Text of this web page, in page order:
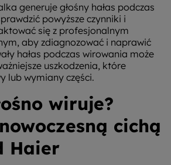
generuje głośny hałas podczas
powyższe czynniki i
się z profesjonalnym
aby zdiagnozować i naprawić
hałas podczas wirowania może
uszkodzenia, które
lub wymiany części.
wiruje?
cichą
Haier